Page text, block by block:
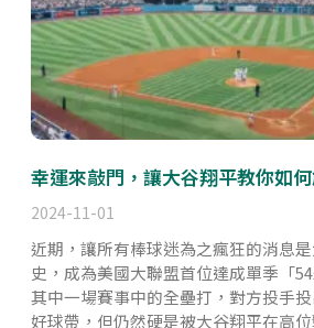
幸運來敲門，讓大谷翔平教你如
2024-11-01
近期，讓所有棒球迷為之瘋狂的消息
史，成為美國大聯盟首位達成單季「
其中一場賽事中的全壘打，對方投手
好球帶，但仍然硬是被大谷翔平在高